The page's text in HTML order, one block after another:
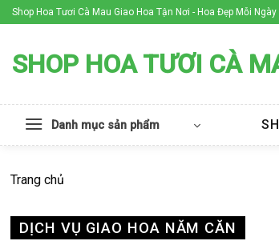
Skip
to
Shop Hoa Tươi Cà Mau Giao Hoa Tận Nơi - Hoa Đẹp Mỗi Ngày
SHOP HOA TƯƠI CÀ
Danh mục sản phẩm
Trang chủ
DỊCH VỤ GIAO HOA NĂM CĂN